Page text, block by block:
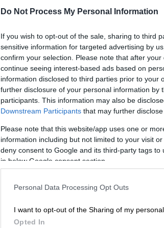
Do Not Process My Personal Information
If you wish to opt-out of the sale, sharing to third
sensitive information for targeted advertising by
confirm your selection. Please note that after
continue seeing interest-based ads based on
information disclosed to third parties prior to your
further disclosure of your personal information by
participants. This information may also be
Downstream Participants that may further
Please note that this website/app uses one or
information including but not limited to your visit
deny consent to Google and its third-party tags
in below Google consent section.
Personal Data Processing Opt Outs
I want to opt-out of the Sharing of my personal
Opted In
γίνονται viral
H Αννίτα και το
χαρίζουν δώρα,
στα μεσημέρια του
Lifestyle|01.03.2024
Αννίτα Πάνια για
Καρβέλα: «Είναι
γραφτεί»
Το νέο βιβλίο
εκδόσεις Κάκτος